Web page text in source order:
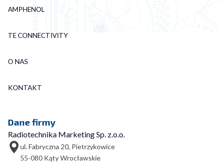
AMPHENOL
TE CONNECTIVITY
O NAS
KONTAKT
Dane firmy
Radiotechnika Marketing Sp. z.o.o.
ul. Fabryczna 20, Pietrzykowice
55-080 Kąty Wrocławskie